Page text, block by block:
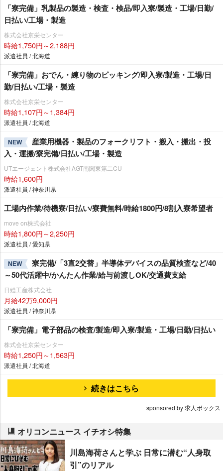
「寮完備」乳製品の製造・検査・検品/即入寮/製造・工場/日勤/
日払い/工場・製造
株式会社京栄センター
時給1,750円～2,188円
派遣社員 / 北海道
「寮完備」おでん・練り物のピッキング/即入寮/製造・工場/日
勤/日払い/工場・製造
株式会社京栄センター
時給1,107円～1,384円
派遣社員 / 北海道
NEW
産業用機器・製品のフォークリフト・搬入・搬出・投
入・運搬/寮完備/日払い/工場・製造
UTエージェント株式会社AGT南関東第二CU
時給1,600円
派遣社員 / 神奈川県
工場内作業/待機寮/日払い/寮費無料/時給1800円/8割入寮希望者
move on株式会社
時給1,800円～2,250円
派遣社員 / 愛知県
NEW
寮完備/「3直2交替」半導体デバイスの品質検査など/40
～50代活躍中/かんたん作業/給与前渡しOK/交通費支給
日総工産株式会社
月給42万9,000円
派遣社員 / 神奈川県
「寮完備」電子部品の検査/製造/即入寮/製造・工場/日勤/日払い
株式会社京栄センター
時給1,250円～1,563円
派遣社員 / 北海道
続きはこちら
sponsored by 求人ボックス
オリコンニュース イチオシ特集
川島海荷さんと学ぶ 日常に潜む“人身取
引”のリアル